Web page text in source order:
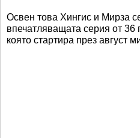
Освен това Хингис и Мирза
впечатляващата серия от 36
която стартира през август